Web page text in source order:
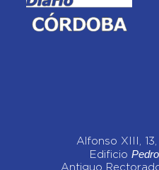
Alfonso XIII,
Edificio
Antiguo